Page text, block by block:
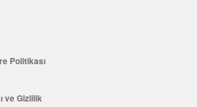
Politikası
ve Gizlilik